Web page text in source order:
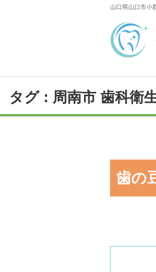
山口県山口市小
タグ : 周南市 歯科衛
歯の